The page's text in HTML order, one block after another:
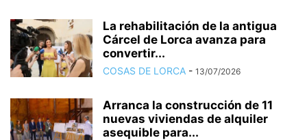
La rehabilitación de la antigua
Cárcel de Lorca avanza para
convertir...
COSAS DE LORCA - 13/07/2026
Arranca la construcción de 11
nuevas viviendas de alquiler
asequible para...